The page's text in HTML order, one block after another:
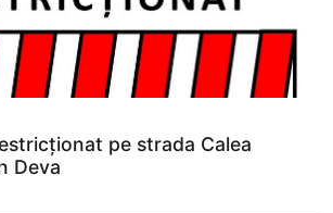
pe strada Calea
Deva